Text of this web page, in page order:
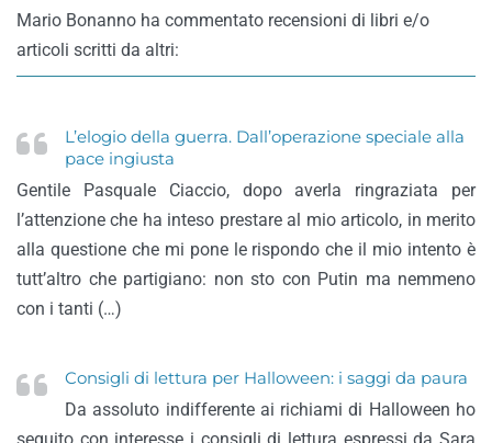
Mario Bonanno ha commentato recensioni di libri e/o
articoli scritti da altri:
L’elogio della guerra. Dall’operazione speciale alla
pace ingiusta
Gentile Pasquale Ciaccio, dopo averla ringraziata per
l’attenzione che ha inteso prestare al mio articolo, in merito
alla questione che mi pone le rispondo che il mio intento è
tutt’altro che partigiano: non sto con Putin ma nemmeno
con i tanti (…)
Consigli di lettura per Halloween: i saggi da paura
Da assoluto indifferente ai richiami di Halloween ho